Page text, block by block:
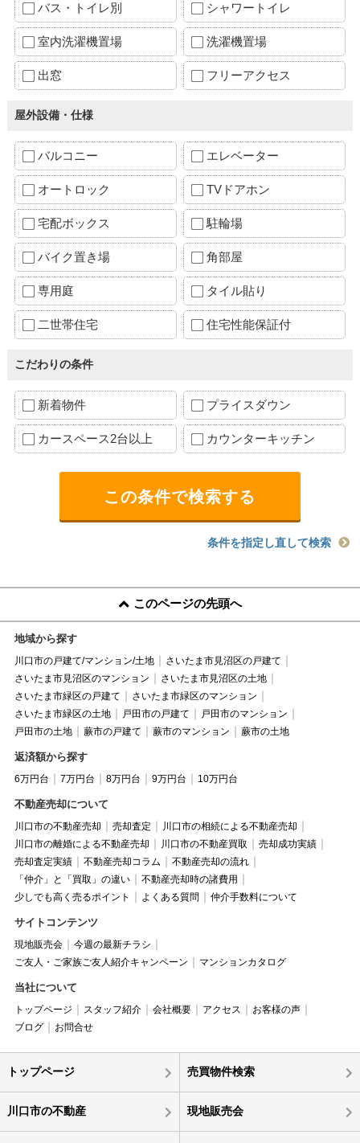
バス・トイレ別 シャワートイレ
室内洗濯機置場 洗濯機置場
出窓 フリーアクセス
屋外設備・仕様
バルコニー エレベーター
オートロック TVドアホン
宅配ボックス 駐輪場
バイク置き場 角部屋
専用庭 タイル貼り
二世帯住宅 住宅性能保証付
こだわりの条件
新着物件 プライスダウン
カースペース2台以上 カウンターキッチン
条件を指定し直して検索
このページの先頭へ
地域から探す
川口市の戸建て/マンション/土地
さいたま市見沼区の戸建て
さいたま市見沼区のマンション
さいたま市見沼区の土地
さいたま市緑区の戸建て
さいたま市緑区のマンション
さいたま市緑区の土地
戸田市の戸建て
戸田市のマンション
戸田市の土地
蕨市の戸建て 蕨市のマンション 蕨市の土地
返済額から探す
6万円台 7万円台 8万円台 9万円台 10万円台
不動産売却について
川口市の不動産売却 売却査定
川口市の相続による不動産売却
川口市の離婚による不動産売却
川口市の不動産買取
売却成功実績
売却査定実績
不動産売却コラム
不動産売却の流れ
「仲介」と「買取」の違い
不動産売却時の諸費用
少しでも高く売るポイント
よくある質問 仲介手数料について
サイトコンテンツ
現地販売会
今週の最新チラシ
ご友人・ご家族ご友人紹介キャンペーン
マンションカタログ
当社について
トップページ スタッフ紹介 会社概要 アクセス
お客様の声
ブログ
お問合せ
トップページ 売買物件検索
川口市の不動産 現地販売会